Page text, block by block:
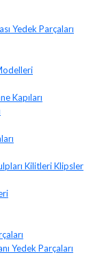
Yedek Parçaları
Kapıları
Kilitleri Klipsler
Yedek Parçaları